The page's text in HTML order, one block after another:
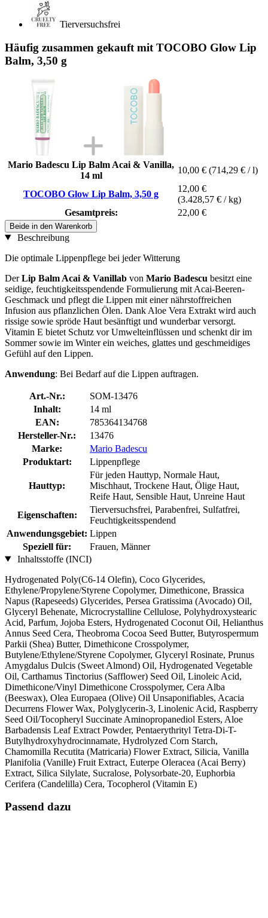
Tierversuchsfrei
Häufig zusammen gekauft mit TOCOBO Glow Lip
Balm, 3,50 g
Mario Badescu Lip Balm Acai & Vanilla,
14 ml
10,00 € (714,29 € / l)
TOCOBO Glow Lip Balm, 3,50 g
12,00 €
(3.428,57 € / kg)
Gesamtpreis:
22,00 €
Beide in den Warenkorb
Beschreibung
Die optimale Lippenpflege bei jeder Witterung
DerLip Balm Acai & Vanillab von Mario Badescu besitzt eine
seidige, feuchtigkeitsspendende Formulierung mit Acai-Beeren-
Geschmack und pflegt die Lippen mit einer nährstoffreichen
Infusion aus pflanzlichen Ölen. Dank Aloe Vera Extrakt wird auch
rissige sowie spröde Haut besänftigt und wunderbar versorgt.
Vitamin E bietet Schutz vor Umwelteinflüssen und schenkt dir im
Sommer sowie im Winter ein weiches, glattes und geschmeidiges
Gefühl auf den Lippen.
Anwendung: Bei Bedarf auf die Lippen auftragen.
Art.-Nr.:
SOM-13476
Inhalt:
14 ml
EAN:
785364134768
Hersteller-Nr.:
13476
Marke:
Mario Badescu
Produktart:
Lippenpflege
Hauttyp:
Für jeden Hauttyp, Normale Haut,
Mischhaut, Trockene Haut, Ölige Haut,
Reife Haut, Sensible Haut, Unreine Haut
Eigenschaften:
Tierversuchsfrei, Parabenfrei, Sulfatfrei,
Feuchtigkeitsspendend
Anwendungsgebiet: Lippen
Speziell für:
Frauen, Männer
Inhaltsstoffe (INCI)
Hydrogenated Poly(C6-14 Olefin), Coco Glycerides,
Ethylene/Propylene/Styrene Copolymer, Dimethicone, Brassica
Napus (Rapeseeds) Glycerides, Persea Gratissima (Avocado) Oil,
Glyceryl Behenate, Microcrystalline Cellulose, Polyhydroxystearic
Acid, Parfum, Jojoba Esters, Hydrogenated Coconut Oil, Helianthus
Annus Seed Cera, Theobroma Cocoa Seed Butter, Butyrospermum
Parkii (Shea) Butter, Dimethicone Crosspolymer,
Butylene/Ethylene/Styrene Copolymer, Glyceryl Rosinate, Prunus
Amygdalus Dulcis (Sweet Almond) Oil, Hydrogenated Vegetable
Oil, Carthamus Tinctorius (Safflower) Seed Oil, Linoleic Acid,
Dimethicone/Vinyl Dimethicone Crosspolymer, Cera Alba
(Beeswax), Olea Europaea (Olive) Oil Unsaponifiables, Acacia
Decurrens Flower Wax, Polyglycerin-3, Linolenic Acid, Raspberry
Seed Oil/Tocopheryl Succinate Aminopropanediol Esters, Aloe
Barbadensis Leaf Extract Powder, Pentaerythrityl Tetra-Di-T-
Butylhydroxyhydrocinnamate, Hydrolyzed Corn Starch,
Chamomilla Recutita (Matricaria) Flower Extract, Silicia, Vanilla
Planifolia (Vanille) Fruit Extract, Euterpe Oleracea (Acai Berry)
Extract, Silica Silylate, Sucralose, Polysorbate-20, Euphorbia
Cerifera (Candelilla) Cera, Tocopherol (Vitamin E)
Passend dazu